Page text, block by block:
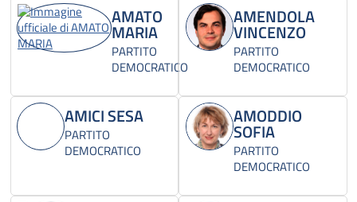
AMATO
MARIA
PARTITO
DEMOCRATICO
AMENDOLA
VINCENZO
PARTITO
DEMOCRATICO
AMICI SESA
PARTITO
DEMOCRATICO
AMODDIO
SOFIA
PARTITO
DEMOCRATICO